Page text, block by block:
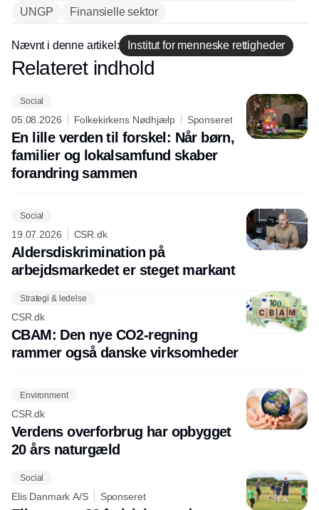
UNGP
Finansielle sektor
Nævnt i denne artikel: Institut for menneske rettigheder
Annonce
Relateret indhold
Social
05.08.2026 Folkekirkens Nødhjælp Sponseret
En lille verden til forskel: Når børn,
familier og lokalsamfund skaber
forandring sammen
Social
19.07.2026 CSR.dk
Aldersdiskrimination på
arbejdsmarkedet er steget markant
Strategi & ledelse
CSR.dk
CBAM: Den nye CO2-regning
rammer også danske virksomheder
Environment
CSR.dk
Verdens overforbrug har opbygget
20 års naturgæld
Social
Elis Danmark A/S Sponseret